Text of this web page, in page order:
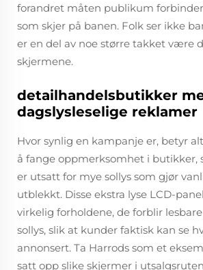
forandret måten publikum
som skjer på banen. Folk ser ikke
er en del av noe større takket være
skjermene.
detailhandelsbutikker
dagslysleselige reklamer
Hvor synlig en kampanje er, betyr
å fange oppmerksomhet i butikker,
er utsatt for mye sollys som gjør
utblekkt. Disse ekstra lyse LCD-
virkelig forholdene, de forblir
sollys, slik at kunder faktisk kan se
annonsert. Ta Harrods som et
satt opp slike skjermer i